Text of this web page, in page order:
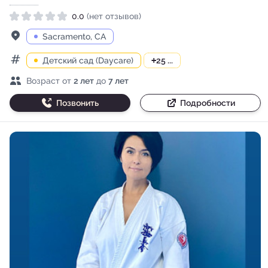
Рейтинг 0.0 из 5
0.0 (нет отзывов)
Адрес
Sacramento, CA
КатегорииДетский сад (Daycare) +25 ...
Возраст детей
Возраст от 2 лет до 7 лет
Позвонить Подробности